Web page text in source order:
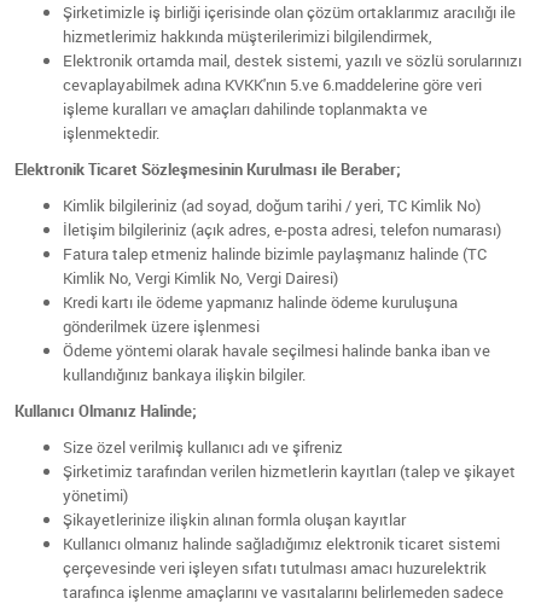
Şirketimizle iş birliği içerisinde olan çözüm ortaklarımız aracılığı ile
hizmetlerimiz hakkında müşterilerimizi bilgilendirmek,
Elektronik ortamda mail, destek sistemi, yazılı ve sözlü sorularınızı
cevaplayabilmek adına KVKK'nın 5.ve 6.maddelerine göre veri
işleme kuralları ve amaçları dahilinde toplanmakta ve
işlenmektedir.
Elektronik Ticaret Sözleşmesinin Kurulması ile Beraber;
Kimlik bilgileriniz (ad soyad, doğum tarihi / yeri, TC Kimlik No)
İletişim bilgileriniz (açık adres, e-posta adresi, telefon numarası)
Fatura talep etmeniz halinde bizimle paylaşmanız halinde (TC
Kimlik No, Vergi Kimlik No, Vergi Dairesi)
Kredi kartı ile ödeme yapmanız halinde ödeme kuruluşuna
gönderilmek üzere işlenmesi
Ödeme yöntemi olarak havale seçilmesi halinde banka iban ve
kullandığınız bankaya ilişkin bilgiler.
Kullanıcı Olmanız Halinde;
Size özel verilmiş kullanıcı adı ve şifreniz
Şirketimiz tarafından verilen hizmetlerin kayıtları (talep ve şikayet
yönetimi)
Şikayetlerinize ilişkin alınan formla oluşan kayıtlar
Kullanıcı olmanız halinde sağladığımız elektronik ticaret sistemi
çerçevesinde veri işleyen sıfatı tutulması amacı huzurelektrik
tarafınca işlenme amaçlarını ve vasıtalarını belirlemeden sadece